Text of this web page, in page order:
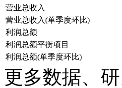
营业总收入
营业总收入(单季度环比)
利润总额
利润总额平衡项目
利润总额(单季度环比)
更多数据、